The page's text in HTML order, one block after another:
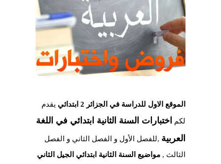
الموقع الاول للدراسة في الجزائر 2 ابتدائي
يقدم
لكم
اختبارات السنة الثانية ابتدائي في اللغة
العربية ,للفصل الأول و الفصل الثاني و الفصل
الثالث , مواضيع السنة الثانية ابتدائي الجيل الثاني